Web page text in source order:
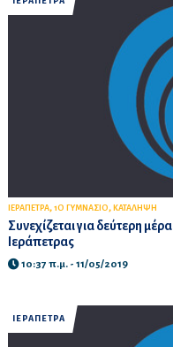
ΙΕΡΑΠΕΤΡΑ, 1Ο ΓΥΜΝΑΣΙΟ, ΚΑΤΑΛΗΨΗ
Συνεχίζεται για δεύτερη
Ιεράπετρας
10:37 π.μ. - 11/05/2019
ΙΕΡΑΠΕΤΡΑ